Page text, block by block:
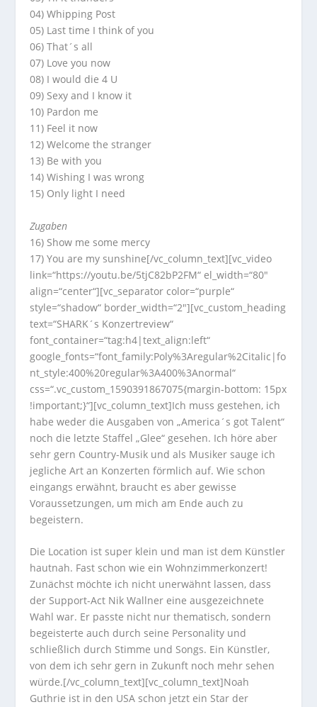
04) Whipping Post
05) Last time I think of you
06) That´s all
07) Love you now
08) I would die 4 U
09) Sexy and I know it
10) Pardon me
11) Feel it now
12) Welcome the stranger
13) Be with you
14) Wishing I was wrong
15) Only light I need
Zugaben
16) Show me some mercy
17) You are my sunshine[/vc_column_text][vc_video
link=“https://youtu.be/5tjC82bP2FM“ el_width=“80″
align=“center“][vc_separator color=“purple“
style=“shadow“ border_width=“2″][vc_custom_heading
text=“SHARK´s Konzertreview“
font_container=“tag:h4|text_align:left“
google_fonts=“font_family:Poly%3Aregular%2Citalic|fo
nt_style:400%20regular%3A400%3Anormal“
css=“.vc_custom_1590391867075{margin-bottom: 15px
!important;}“][vc_column_text]Ich muss gestehen, ich
habe weder die Ausgaben von „America´s got Talent“
noch die letzte Staffel „Glee“ gesehen. Ich höre aber
sehr gern Country-Musik und als Musiker sauge ich
jegliche Art an Konzerten förmlich auf. Wie schon
eingangs erwähnt, braucht es aber gewisse
Voraussetzungen, um mich am Ende auch zu
begeistern.
Die Location ist super klein und man ist dem Künstler
hautnah. Fast schon wie ein Wohnzimmerkonzert!
Zunächst möchte ich nicht unerwähnt lassen, dass
der Support-Act Nik Wallner eine ausgezeichnete
Wahl war. Er passte nicht nur thematisch, sondern
begeisterte auch durch seine Personality und
schließlich durch Stimme und Songs. Ein Künstler,
von dem ich sehr gern in Zukunft noch mehr sehen
würde.[/vc_column_text][vc_column_text]Noah
Guthrie ist in den USA schon jetzt ein Star der